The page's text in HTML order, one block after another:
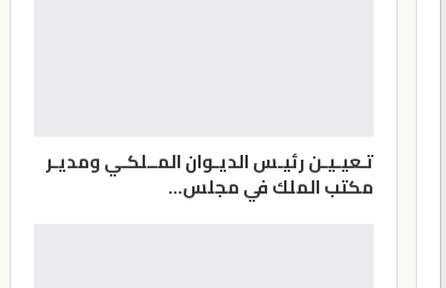
تـعيـيـن رئيـس الديـوان المــلكـي ومديـر
مكتب الملك في مجلس…